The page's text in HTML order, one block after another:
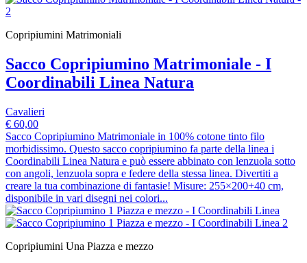
Copripiumini Matrimoniali
Sacco Copripiumino Matrimoniale - I
Coordinabili Linea Natura
Cavalieri
€ 60,00
Sacco Copripiumino Matrimoniale in 100% cotone tinto filo
morbidissimo. Questo sacco copripiumino fa parte della linea i
Coordinabili Linea Natura e può essere abbinato con lenzuola sotto
con angoli, lenzuola sopra e federe della stessa linea. Divertiti a
creare la tua combinazione di fantasie! Misure: 255×200+40 cm,
disponibile in vari disegni nei colori...
Copripiumini Una Piazza e mezzo